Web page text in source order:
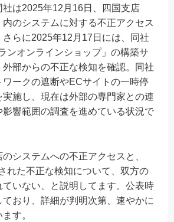
は2025年12月16日、四国支店
内のシステムに対する不正アクセス
さらに2025年12月17日には、同社
ンオンラインショップ」の構築サ
部からの不正な検知を確認。同社
ワークの遮断やECサイトの一時停
実施し、現在は外部の専門家との連
響範囲の調査を進めている状況で
システムへの不正アクセスと、
れた不正な検知について、双方の
ていない、と説明してます。公表時
ており、詳細が判明次第、速やかに
す。